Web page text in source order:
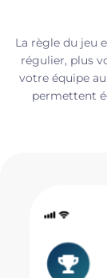
Contact
La règle du jeu
régulier, plus
votre équipe
permettent